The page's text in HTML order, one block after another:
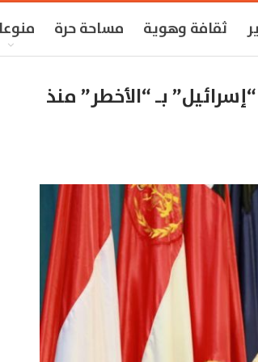
ثقافة وهوية مساحة حرة
بـ “الأخطر” منذ